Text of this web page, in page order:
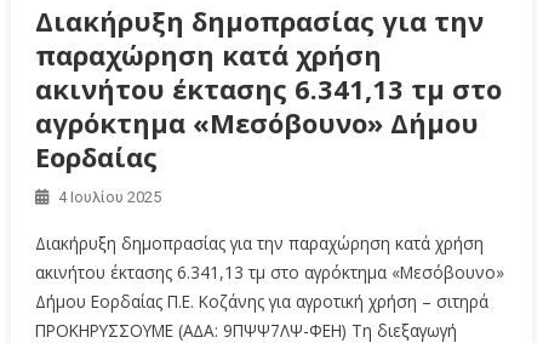
Διακήρυξη δημοπρασίας για την
παραχώρηση κατά χρήση
ακινήτου έκτασης 6.341,13 τμ στo
αγρόκτημα «Μεσόβουνο» Δήμου
Εορδαίας
4 Ιουλίου 2025
Διακήρυξη δημοπρασίας για την παραχώρηση κατά χρήση
ακινήτου έκτασης 6.341,13 τμ στo αγρόκτημα «Μεσόβουνο»
Δήμου Εορδαίας Π.Ε. Κοζάνης για αγροτική χρήση – σιτηρά
ΠΡΟΚΗΡΥΣΣΟΥΜΕ (A∆A: 9ΠΨΨ7ΛΨ-ΦΕΗ) Τη διεξαγωγή